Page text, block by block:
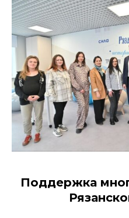
Поддержка